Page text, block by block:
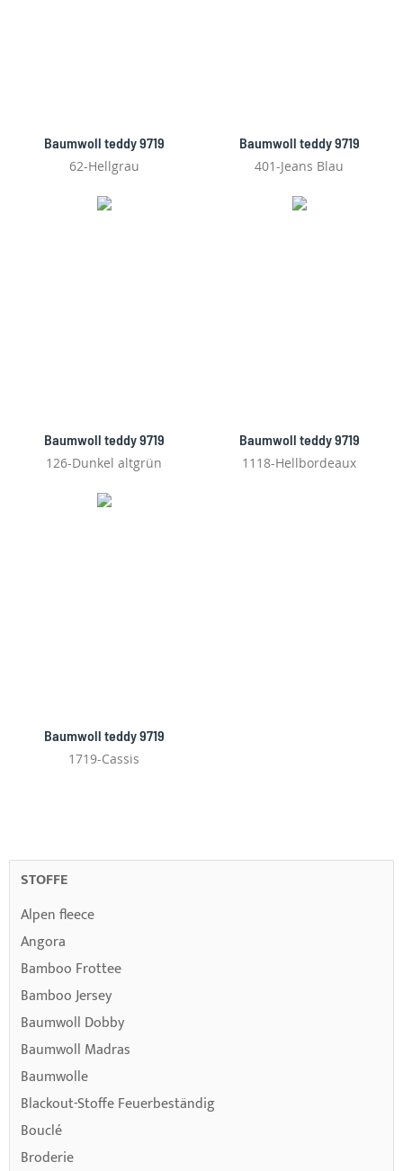
Baumwoll teddy 9719
62-Hellgrau
Baumwoll teddy 9719
401-Jeans Blau
Baumwoll teddy 9719
126-Dunkel altgrün
Baumwoll teddy 9719
1118-Hellbordeaux
Baumwoll teddy 9719
1719-Cassis
STOFFE
Alpen fleece
Angora
Bamboo Frottee
Bamboo Jersey
Baumwoll Dobby
Baumwoll Madras
Baumwolle
Blackout-Stoffe Feuerbeständig
Bouclé
Broderie